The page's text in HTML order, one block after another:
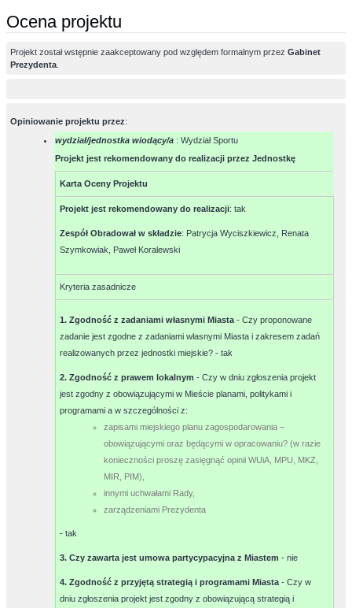
Ocena projektu
Projekt został wstępnie zaakceptowany pod względem formalnym przez Gabinet
Prezydenta
Opiniowanie projektu przez:
wydział/jednostka wiodący/a : Wydział Sportu
Projekt jest rekomendowany do realizacji przez Jednostkę
Karta Oceny Projektu
Projekt jest rekomendowany do realizacji:tak
Zespół Obradował w składzie: Patrycja Wyciszkiewicz, Renata
Szymkowiak, Paweł Koralewski
Kryteria zasadnicze
1. Zgodność z zadaniami własnymi Miasta- Czy proponowane
zadanie jest zgodne z zadaniami własnymi Miasta i zakresem zadań
realizowanych przez jednostki miejskie? -tak
2. Zgodność z prawem lokalnym- Czy w dniu zgłoszenia projekt
jest zgodny z obowiązującymi w Mieście planami, politykami i
programami a w szczególności z:
zapisami miejskiego planu zagospodarowania –
obowiązującymi oraz będącymi w opracowaniu? (w razie
konieczności proszę zasięgnąć opinii WUiA, MPU, MKZ,
MIR, PIM),
innymi uchwałami Rady,
zarządzeniami Prezydenta
-tak
3. Czy zawarta jest umowa partycypacyjna z Miastem-nie
4. Zgodność z przyjętą strategią i programami Miasta- Czy w
dniu zgłoszenia projekt jest zgodny z obowiązującą strategią i